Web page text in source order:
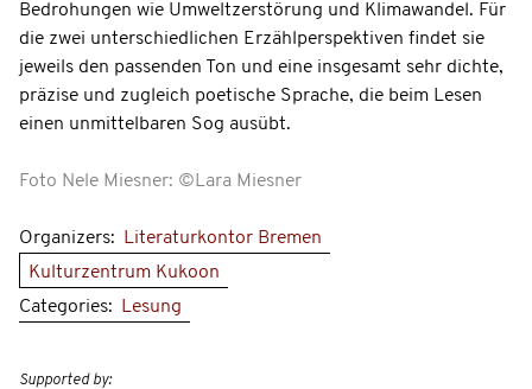
Bedrohungen wie Umweltzerstörung und Klimawandel. Für
die zwei unterschiedlichen Erzählperspektiven findet sie
jeweils den passenden Ton und eine insgesamt sehr dichte,
präzise und zugleich poetische Sprache, die beim Lesen
einen unmittelbaren Sog ausübt.
Foto Nele Miesner: ©Lara Miesner
Organizers:
Literaturkontor Bremen
Kulturzentrum Kukoon
Categories:
Lesung
Supported by: